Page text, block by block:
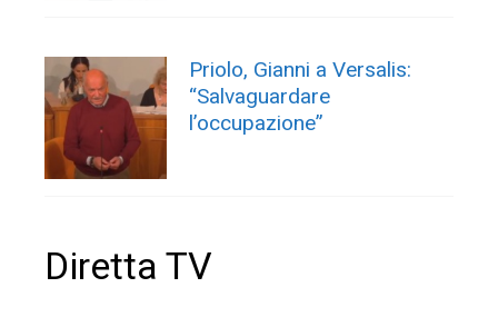
Priolo, Gianni a Versalis:
“Salvaguardare
l’occupazione”
Diretta TV